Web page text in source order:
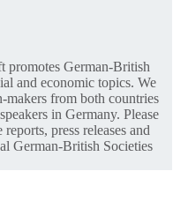
promotes German-British
and economic topics. We
makers from both countries
in Germany. Please
press releases and
German-British Societies